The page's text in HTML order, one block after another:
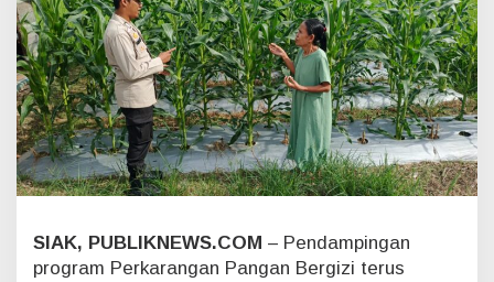
m
a
s
B
n
g
a
r
a
a
C
SIAK, PUBLIKNEWS.COM – Pendampingan
program Perkarangan Pangan Bergizi terus